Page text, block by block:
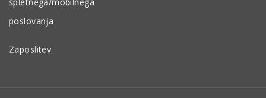
poslovanja
Zaposlitev